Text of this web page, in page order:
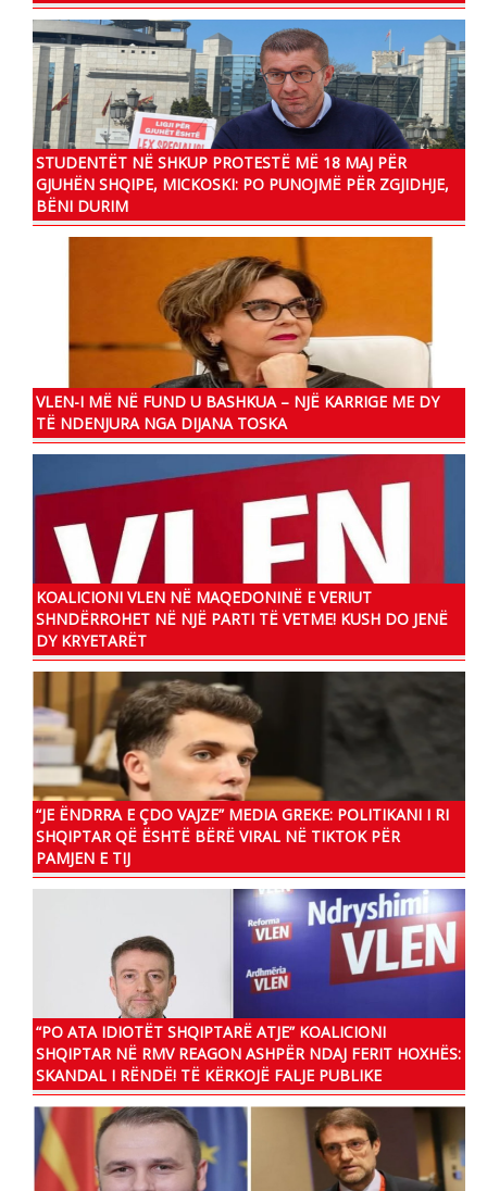
STUDENTËT NË SHKUP PROTESTË MË 18 MAJ PËR
GJUHËN SHQIPE, MICKOSKI: PO PUNOJMË PËR ZGJIDHJE,
BËNI DURIM
VLEN-I MË NË FUND U BASHKUA – NJË KARRIGE ME DY
TË NDENJURA NGA DIJANA TOSKA
KOALICIONI VLEN NË MAQEDONINË E VERIUT
SHNDËRROHET NË NJË PARTI TË VETME! KUSH DO JENË
DY KRYETARËT
“JE ËNDRRA E ÇDO VAJZE” MEDIA GREKE: POLITIKANI I RI
SHQIPTAR QË ËSHTË BËRË VIRAL NË TIKTOK PËR
PAMJEN E TIJ
“PO ATA IDIOTËT SHQIPTARË ATJE” KOALICIONI
SHQIPTAR NË RMV REAGON ASHPËR NDAJ FERIT HOXHËS:
SKANDAL I RËNDË! TË KËRKOJË FALJE PUBLIKE